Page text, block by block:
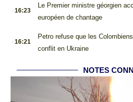
16:23
Le Premier ministre géorgien
européen de chantage
16:21
Petro refuse que les
conflit en Ukraine
NOTES